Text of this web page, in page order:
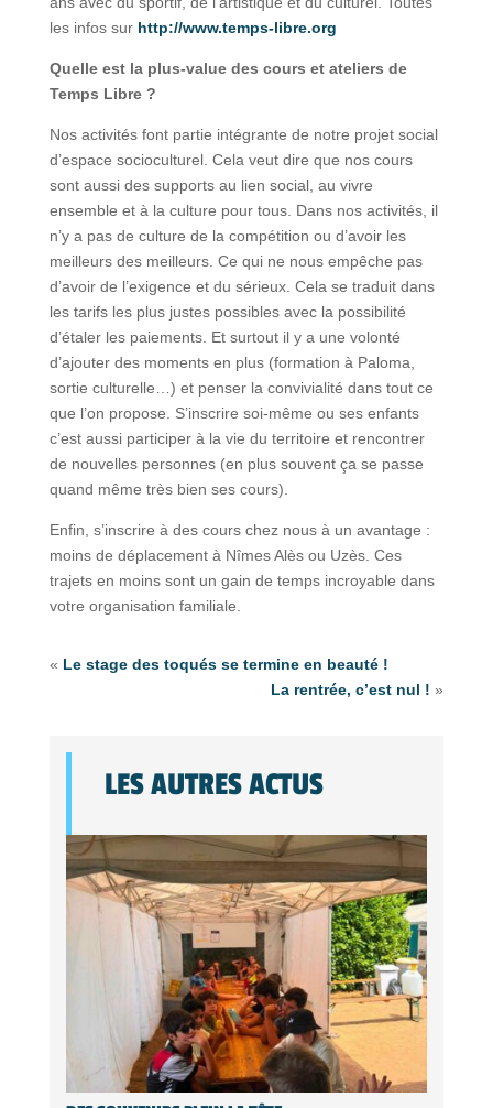
les infos sur http://www.temps-libre.org
Quelle est la plus-value des cours et ateliers de
Temps Libre ?
Nos activités font partie intégrante de notre projet social
d’espace socioculturel. Cela veut dire que nos cours
sont aussi des supports au lien social, au vivre
ensemble et à la culture pour tous. Dans nos activités, il
n’y a pas de culture de la compétition ou d’avoir les
meilleurs des meilleurs. Ce qui ne nous empêche pas
d’avoir de l’exigence et du sérieux. Cela se traduit dans
les tarifs les plus justes possibles avec la possibilité
d’étaler les paiements. Et surtout il y a une volonté
d’ajouter des moments en plus (formation à Paloma,
sortie culturelle…) et penser la convivialité dans tout ce
que l’on propose. S’inscrire soi-même ou ses enfants
c’est aussi participer à la vie du territoire et rencontrer
de nouvelles personnes (en plus souvent ça se passe
quand même très bien ses cours).
Enfin, s’inscrire à des cours chez nous à un avantage :
moins de déplacement à Nîmes Alès ou Uzès. Ces
trajets en moins sont un gain de temps incroyable dans
votre organisation familiale.
« Le stage des toqués se termine en beauté !
La rentrée, c’est nul ! »
LES AUTRES ACTUS